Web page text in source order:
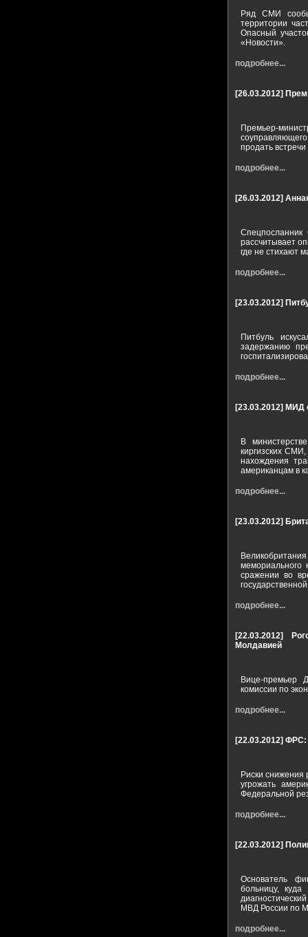
Ряд СМИ
территории
Опасный
«Новости».
подробнее...
[26.03.2012]
Премьер-
продать
подробнее...
[26.03.2012]
рассчитывает
где не стихают
подробнее...
[23.03.2012]
Питбуль
задержанию
подробнее...
[23.03.2012] МИД
В
киргизских
нахождения
американцам в
подробнее...
[23.03.2012]
мемориального
сражении во
подробнее...
[22.03.2012]
Молдавией
Вице-премьер
комиссии по
подробнее...
[22.03.2012] ФРС:
Риски снижения
угрожать
Федеральной
подробнее...
[22.03.2012]
Основатель
больницу,
МВД России по
подробнее...